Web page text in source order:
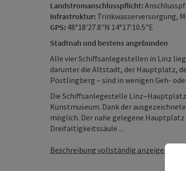
Landstromanschlusspflicht:
Infrastruktur: Trinkwasserversorgung,
GPS: 48°18'27.8"N 14°17'10.5"E
Stadtnah und bestens angebunden
Alle vier Schiffsanlegestellen in Linz
darunter die Altstadt, der Hauptplatz,
Pöstlingberg – sind in wenigen Geh-
Die Schiffsanlegestelle
Kunstmuseum. Dank der
möglich. Der nahe gelegene
Dreifaltigkeitssäule ...
Beschreibung vollständig anzeigen